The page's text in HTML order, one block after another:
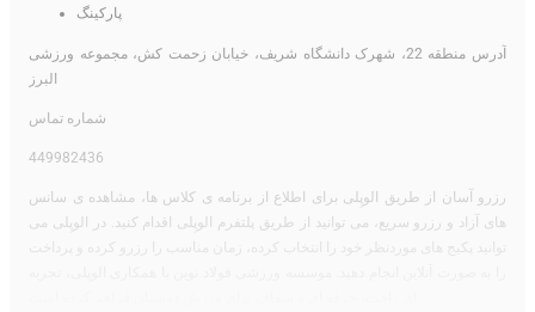
پارکینگ
آدرس منطقه 22، شهرک دانشگاه شریف، خیابان زحمت کش، مجموعه ورزشی
البرز
شماره تماس
449982436
رزرو آسان از طریق الوپِلی برای اطلاع از برنامه ی کلاس ها، مشاهده ی سانس
های آزاد و رزرو سریع، می توانید از طریق پلتفرم الوپِلی اقدام کنید. در الوپِلی می